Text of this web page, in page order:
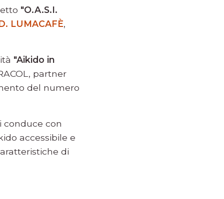
"O.A.S.I.
LUMACAFÈ,
"Aikido in
partner
del numero
conduce con
accessibile e
di